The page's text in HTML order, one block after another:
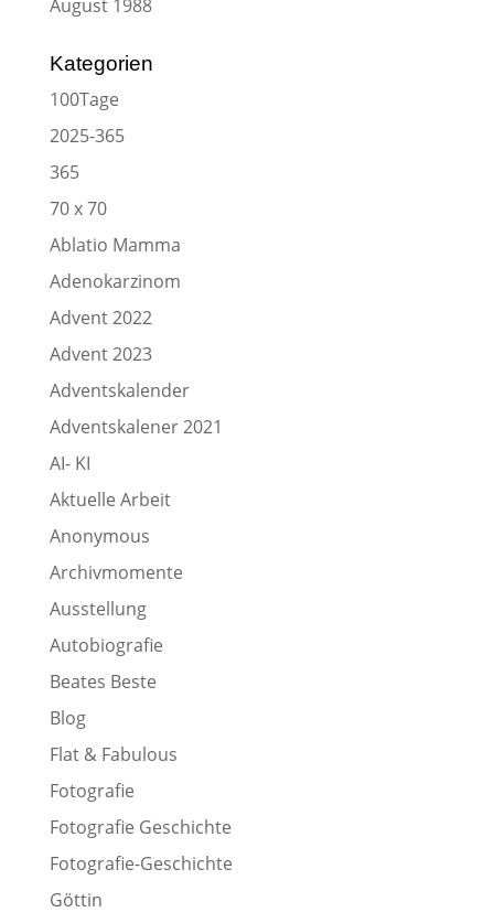
August 1988
Kategorien
100Tage
2025-365
365
70 x 70
Ablatio Mamma
Adenokarzinom
Advent 2022
Advent 2023
Adventskalender
Adventskalener 2021
AI- KI
Aktuelle Arbeit
Anonymous
Archivmomente
Ausstellung
Autobiografie
Beates Beste
Blog
Flat & Fabulous
Fotografie
Fotografie Geschichte
Fotografie-Geschichte
Göttin